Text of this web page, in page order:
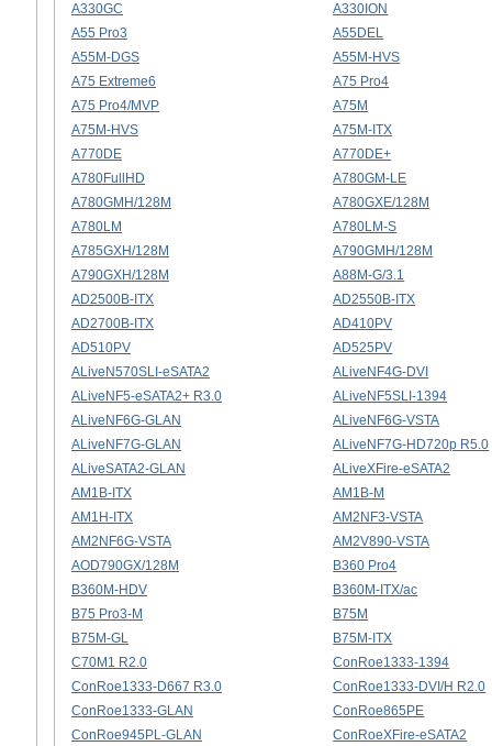
A330GC
A330ION
A55 Pro3
A55DEL
A55M-DGS
A55M-HVS
A75 Extreme6
A75 Pro4
A75 Pro4/MVP
A75M
A75M-HVS
A75M-ITX
A770DE
A770DE+
A780FullHD
A780GM-LE
A780GMH/128M
A780GXE/128M
A780LM
A780LM-S
A785GXH/128M
A790GMH/128M
A790GXH/128M
A88M-G/3.1
AD2500B-ITX
AD2550B-ITX
AD2700B-ITX
AD410PV
AD510PV
AD525PV
ALiveN570SLI-eSATA2
ALiveNF4G-DVI
ALiveNF5-eSATA2+ R3.0
ALiveNF5SLI-1394
ALiveNF6G-GLAN
ALiveNF6G-VSTA
ALiveNF7G-GLAN
ALiveNF7G-HD720p R5.0
ALiveSATA2-GLAN
ALiveXFire-eSATA2
AM1B-ITX
AM1B-M
AM1H-ITX
AM2NF3-VSTA
AM2NF6G-VSTA
AM2V890-VSTA
AOD790GX/128M
B360 Pro4
B360M-HDV
B360M-ITX/ac
B75 Pro3-M
B75M
B75M-GL
B75M-ITX
C70M1 R2.0
ConRoe1333-1394
ConRoe1333-D667 R3.0
ConRoe1333-DVI/H R2.0
ConRoe1333-GLAN
ConRoe865PE
ConRoe945PL-GLAN
ConRoeXFire-eSATA2